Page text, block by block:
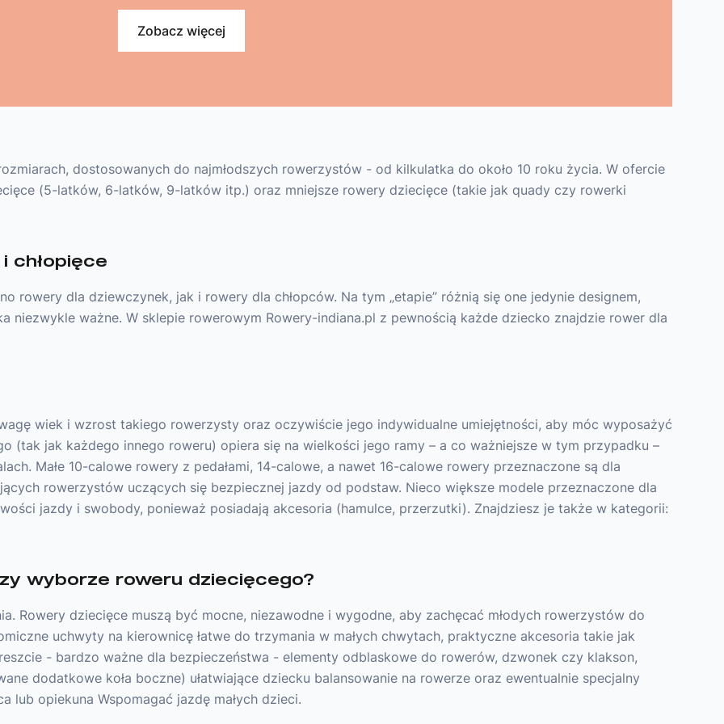
Zobacz więcej
dostosowanych do najmłodszych rowerzystów - od kilkulatka do około 10 roku życia. W ofercie
(5-latków, 6-latków, 9-latków itp.) oraz mniejsze rowery dziecięce (takie jak quady czy rowerki
chłopięce
rowery dla dziewczynek, jak i rowery dla chłopców. Na tym „etapie” różnią się one jedynie designem,
niezwykle ważne. W sklepie rowerowym Rowery-indiana.pl z pewnością każde dziecko znajdzie rower dla
wiek i wzrost takiego rowerzysty oraz oczywiście jego indywidualne umiejętności, aby móc wyposażyć
(tak jak każdego innego roweru) opiera się na wielkości jego ramy – a co ważniejsze w tym przypadku –
Małe 10-calowe rowery z pedałami, 14-calowe, a nawet 16-calowe rowery przeznaczone są dla
rowerzystów uczących się bezpiecznej jazdy od podstaw. Nieco większe modele przeznaczone dla
jazdy i swobody, ponieważ posiadają akcesoria (hamulce, przerzutki). Znajdziesz je także w kategorii:
wyborze roweru dziecięcego?
Rowery dziecięce muszą być mocne, niezawodne i wygodne, aby zachęcać młodych rowerzystów do
uchwyty na kierownicę łatwe do trzymania w małych chwytach, praktyczne akcesoria takie jak
- bardzo ważne dla bezpieczeństwa - elementy odblaskowe do rowerów, dzwonek czy klakson,
dodatkowe koła boczne) ułatwiające dziecku balansowanie na rowerze oraz ewentualnie specjalny
lub opiekuna Wspomagać jazdę małych dzieci.